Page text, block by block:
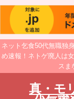
ネット乞食50代無職独
め速報！ネトゲ廃人は
スま
真・モ